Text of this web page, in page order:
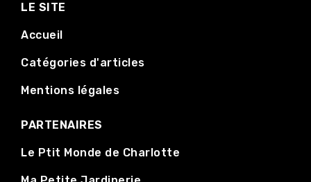
LE SITE
Accueil
Catégories d'articles
Mentions légales
PARTENAIRES
Le Ptit Monde de Charlotte